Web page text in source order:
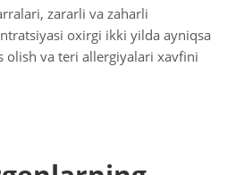
zararli va zaharli
oxirgi ikki yilda ayniqsa
olish va teri allergiyalari xavfini